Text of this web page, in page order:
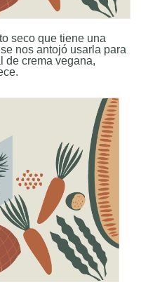
seco que tiene una
nos antojó usarla para
de crema vegana,